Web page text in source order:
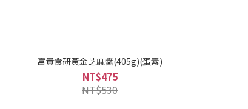
富貴食研黃金芝麻醬(405g)(蛋素)
NT$475
NT$530